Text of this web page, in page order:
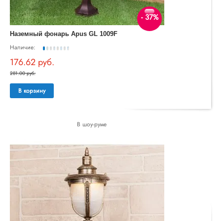
- 37%
Наземный фонарь Apus GL 1009F
Наличие:
176.62 руб.
281.00 руб.
В корзину
В шоу-руме